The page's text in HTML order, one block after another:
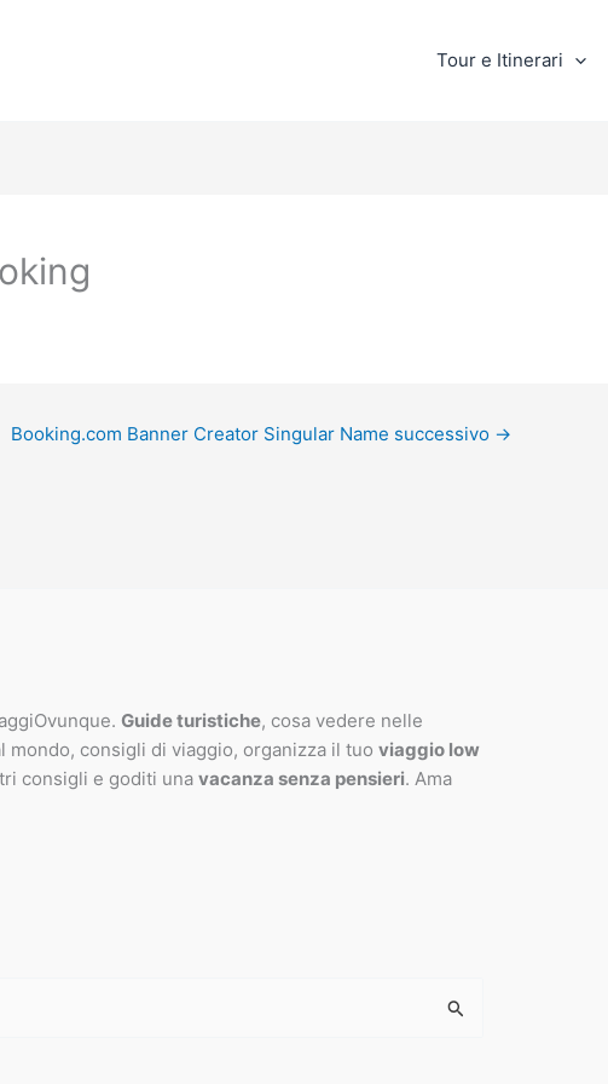
Tour e Itinerari
Booking.com Banner Creator Singular Name successivo →
Guide turistiche, cosa vedere nelle
mondo, consigli di viaggio, organizza il tuo viaggio low
consigli e goditi una vacanza senza pensieri. Ama